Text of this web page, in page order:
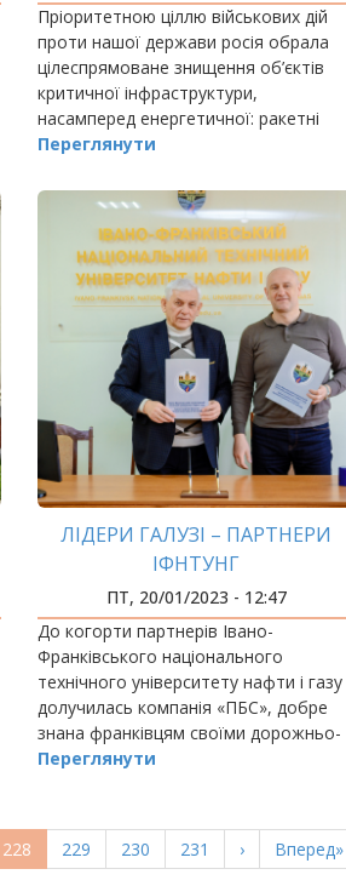
Пріоритетною ціллю військових дій
проти нашої держави росія обрала
цілеспрямоване знищення об’єктів
критичної інфраструктури,
насамперед енергетичної: ракетні
удари по ТЕС та ТЕЦ, пошкодження
електропередач, обстріли ат
Переглянути
ЛІДЕРИ ГАЛУЗІ – ПАРТНЕРИ
ІФНТУНГ
ПТ, 20/01/2023 - 12:47
До когорти партнерів Івано-
Франківського національного
технічного університету нафти і газу
долучилась компанія «ПБС», добре
знана франківцям своїми дорожньо-
будівельними роботами.
Переглянути
Поточна
сторінка
228 Page
229 Page
230 Page
231
Наступна
сторінка
›
Остання
сторінка
Вперед»